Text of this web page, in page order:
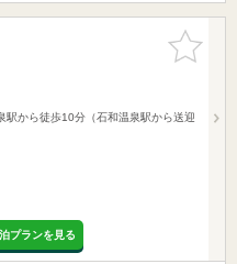
お気に入
りに追加
駅から徒歩10分（石和温泉駅から送迎
プランを見る